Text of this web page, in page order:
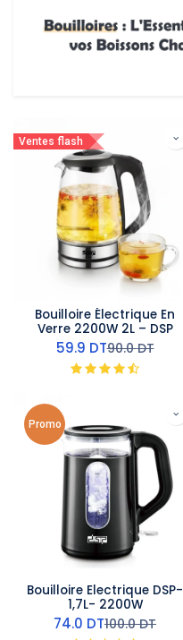
Ventes flash
Bouilloire Électrique En
Verre 2200W 2L – DSP
59.9 DT90.0DT
Promo
Bouilloire Electrique DSP-
1,7L- 2200W
74.0 DT100.0DT